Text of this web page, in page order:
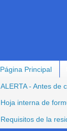
Página Principal
ALERTA - Antes de
Hoja interna de
Requisitos de la